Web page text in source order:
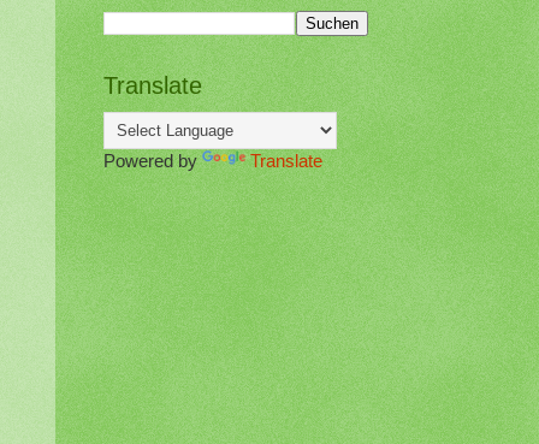
Translate
Powered by Translate